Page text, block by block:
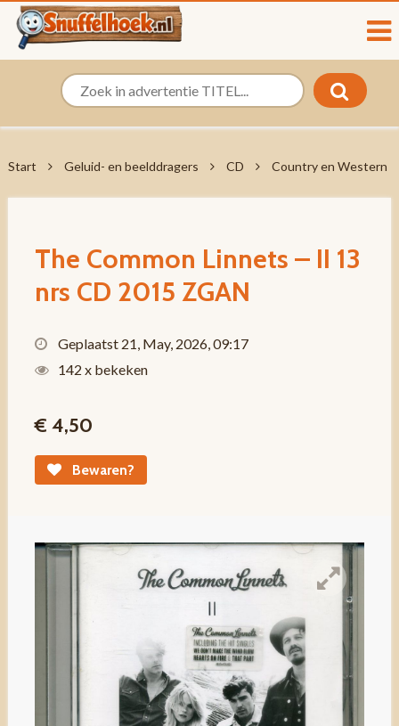
Start Geluid- en beelddragers CD Country en Western
The Common Linnets – II 13
nrs CD 2015 ZGAN
Geplaatst 21, May, 2026, 09:17
142 x bekeken
€ 4,50
Bewaren?